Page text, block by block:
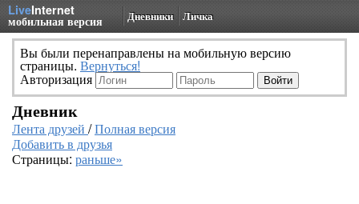
LiveInternet
мобильная версия Дневники Личка
Вы были перенаправлены на мобильную версию
страницы. Вернуться!
Авторизация
Дневник
Лента друзей /Полная версия
Добавить в друзья
Страницы: раньше»